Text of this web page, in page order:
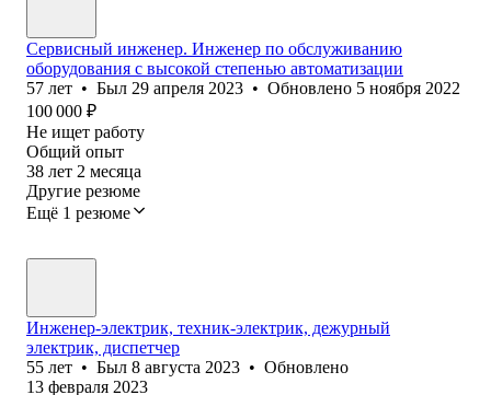
Сервисный инженер. Инженер по обслуживанию
оборудования с высокой степенью автоматизации
57 лет • Был 29 апреля 2023 • Обновлено 5 ноября 2022
100 000 ₽
Не ищет работу
Общий опыт
38 лет 2 месяца
Другие резюме
Ещё 1 резюме
Инженер-электрик, техник-электрик, дежурный
электрик, диспетчер
55 лет • Был 8 августа 2023 • Обновлено
13 февраля 2023